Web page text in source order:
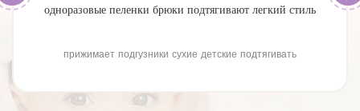
одноразовые пеленки брюки подтягивают легкий стиль
прижимает подгузники сухие детские подтягивать